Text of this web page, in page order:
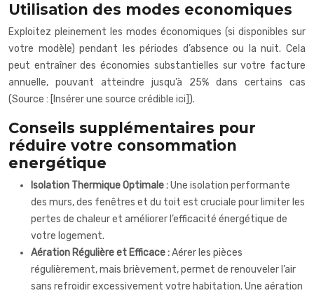
Utilisation des modes economiques
Exploitez pleinement les modes économiques (si disponibles sur
votre modèle) pendant les périodes d’absence ou la nuit. Cela
peut entraîner des économies substantielles sur votre facture
annuelle, pouvant atteindre jusqu’à 25% dans certains cas
(Source : [Insérer une source crédible ici]).
Conseils supplémentaires pour
réduire votre consommation
energétique
Isolation Thermique Optimale :Une isolation performante
des murs, des fenêtres et du toit est cruciale pour limiter les
pertes de chaleur et améliorer l’efficacité énergétique de
votre logement.
Aération Régulière et Efficace :Aérer les pièces
régulièrement, mais brièvement, permet de renouveler l’air
sans refroidir excessivement votre habitation. Une aération